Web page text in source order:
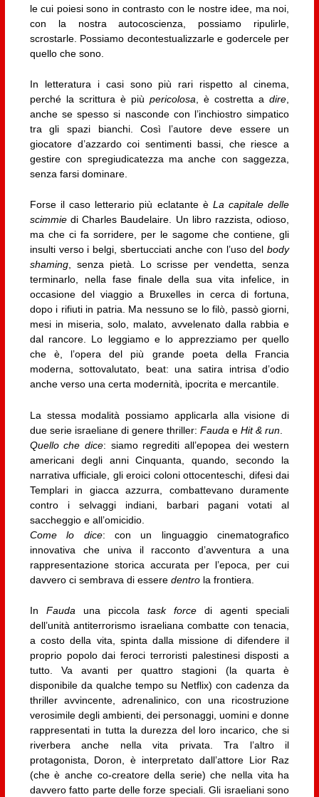
le cui poiesi sono in contrasto con le nostre idee, ma noi,
con la nostra autocoscienza, possiamo ripulirle,
scrostarle. Possiamo decontestualizzarle e godercele per
quello che sono.
In letteratura i casi sono più rari rispetto al cinema,
perché la scrittura è piùpericolosa , è costretta adire
anche se spesso si nasconde con l’inchiostro simpatico
tra gli spazi bianchi. Così l’autore deve essere un
giocatore d’azzardo coi sentimenti bassi, che riesce a
gestire con spregiudicatezza ma anche con saggezza,
senza farsi dominare.
Forse il caso letterario più eclatante è La capitale delle
scimmiedi Charles Baudelaire. Un libro razzista, odioso,
ma che ci fa sorridere, per le sagome che contiene, gli
insulti verso i belgi, sbertucciati anche con l’uso delbody
shaming, senza pietà. Lo scrisse per vendetta, senza
terminarlo, nella fase finale della sua vita infelice, in
occasione del viaggio a Bruxelles in cerca di fortuna,
dopo i rifiuti in patria. Ma nessuno se lo filò, passò giorni,
mesi in miseria, solo, malato, avvelenato dalla rabbia e
dal rancore. Lo leggiamo e lo apprezziamo per quello
che è, l’opera del più grande poeta della Francia
moderna, sottovalutato, beat: una satira intrisa d’odio
anche verso una certa modernità, ipocrita e mercantile.
La stessa modalità possiamo applicarla alla visione di
due serie israeliane di genere thriller: Fauda e Hit & run.
Quello che dice: siamo regrediti all’epopea dei western
americani degli anni Cinquanta, quando, secondo la
narrativa ufficiale, gli eroici coloni ottocenteschi, difesi dai
Templari in giacca azzurra, combattevano duramente
contro i selvaggi indiani, barbari pagani votati al
saccheggio e all’omicidio.
Come lo dice: con un linguaggio cinematografico
innovativa che univa il racconto d’avventura a una
rappresentazione storica accurata per l’epoca, per cui
davvero ci sembrava di essere dentro la frontiera.
In Fauda una piccolatask force di agenti speciali
dell’unità antiterrorismo israeliana combatte con tenacia,
a costo della vita, spinta dalla missione di difendere il
proprio popolo dai feroci terroristi palestinesi disposti a
tutto. Va avanti per quattro stagioni (la quarta è
disponibile da qualche tempo su Netflix) con cadenza da
thriller avvincente, adrenalinico, con una ricostruzione
verosimile degli ambienti, dei personaggi, uomini e donne
rappresentati in tutta la durezza del loro incarico, che si
riverbera anche nella vita privata. Tra l’altro il
protagonista, Doron, è interpretato dall’attore Lior Raz
(che è anche co-creatore della serie) che nella vita ha
davvero fatto parte delle forze speciali. Gli israeliani sono